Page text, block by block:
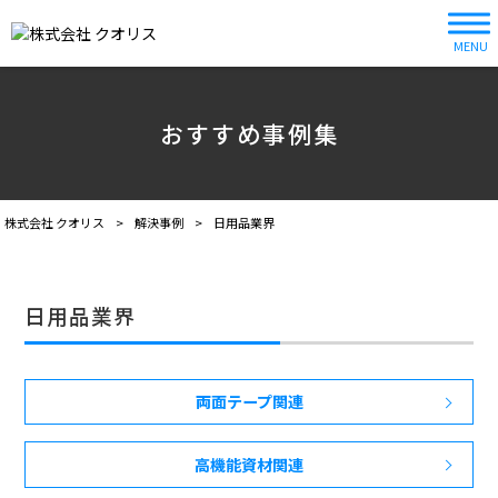
MENU
おすすめ事例集
株式会社 クオリス > 解決事例 > 日用品業界
日用品業界
両面テープ関連
高機能資材関連